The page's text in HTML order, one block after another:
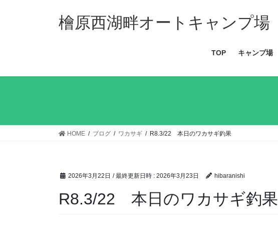
檜原西湖畔オートキャンプ場
TOP キャンプ場
HOME ブログ ワカサギ R8.3/22 本日のワカサギ釣果
2026年3月22日 / 最終更新日時 : 2026年3月23日 hibaranishi
R8.3/22 本日のワカサギ釣果